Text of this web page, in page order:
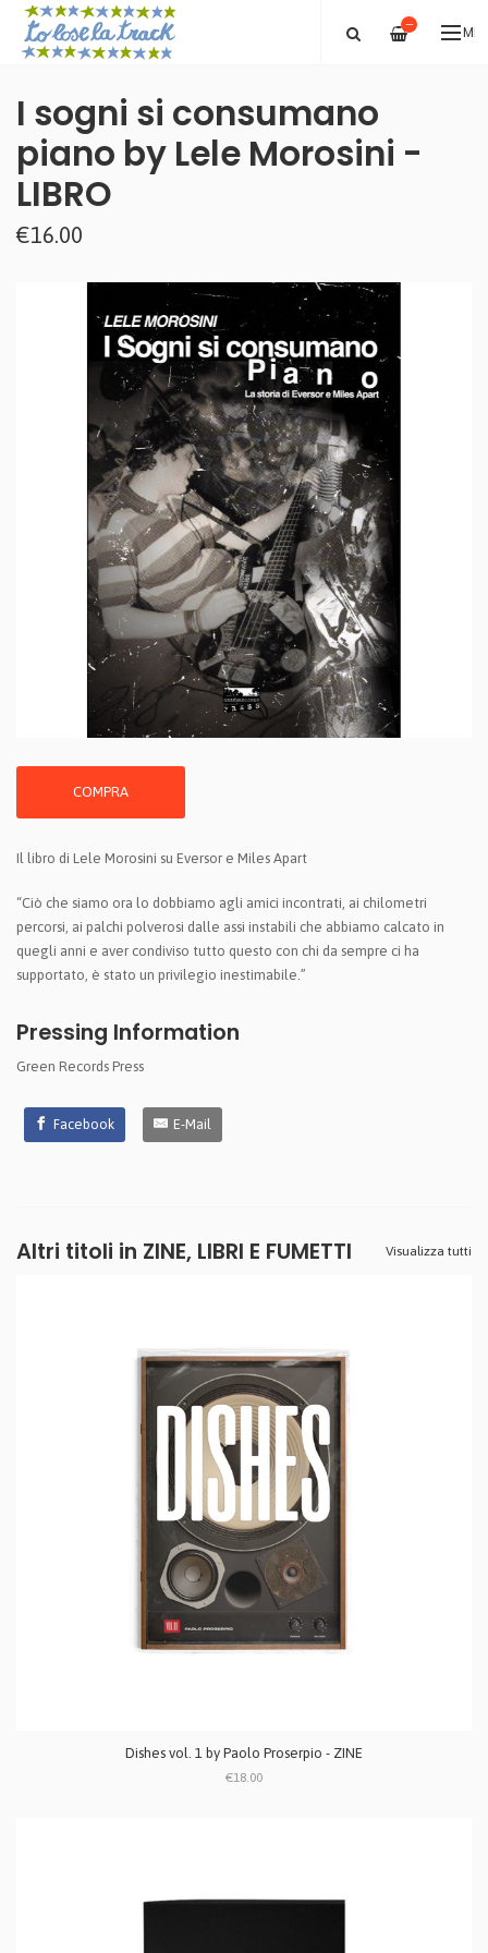
—
I sogni si consumano
piano by Lele Morosini -
LIBRO
€16.00
COMPRA
Il libro di Lele Morosini su Eversor e Miles Apart
“Ciò che siamo ora lo dobbiamo agli amici incontrati, ai chilometri
percorsi, ai palchi polverosi dalle assi instabili che abbiamo calcato in
quegli anni e aver condiviso tutto questo con chi da sempre ci ha
supportato, è stato un privilegio inestimabile.”
Pressing Information
Green Records Press
Facebook E-Mail
Altri titoli in ZINE, LIBRI E FUMETTI Visualizza tutti
Dishes vol. 1 by Paolo Proserpio - ZINE
€18.00